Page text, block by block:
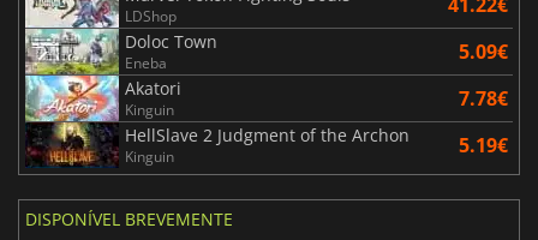
LDShop
Doloc Town
Eneba 5.09€
Akatori
Kinguin 7.78€
HellSlave 2 Judgment of the Archon
Kinguin 5.19€
DISPONÍVEL BREVEMENTE